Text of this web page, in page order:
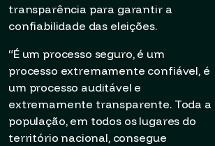
transparência para garantir a
confiabilidade das eleições.
“É um processo seguro, é um
processo extremamente confiável, é
um processo auditável e
extremamente transparente. Toda a
população, em todos os lugares do
território nacional, consegue